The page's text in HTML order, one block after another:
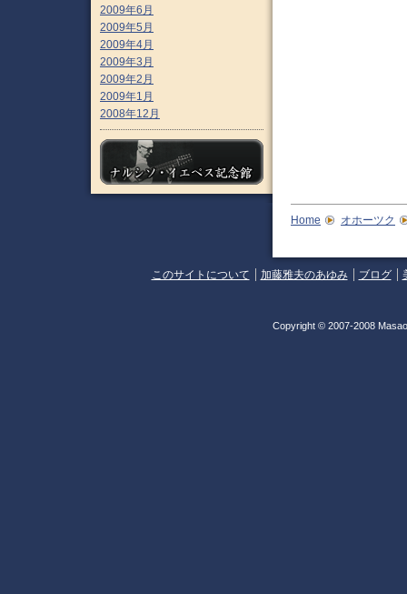
2009年6月
2009年5月
2009年4月
2009年3月
2009年2月
2009年1月
2008年12月
Home オホーツク
このサイトについて 加藤雅夫のあゆみ ブログ
Copyright © 2007-2008